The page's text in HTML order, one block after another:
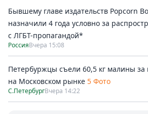
Бывшему главе издательств Popcorn
назначили 4 года условно за
с ЛГБТ-пропагандой*
РоссияВчера 15:08
Петербуржцы съели 60,5 кг малины за
на Московском рынке 5 Фото
С.ПетербургВчера 14:22